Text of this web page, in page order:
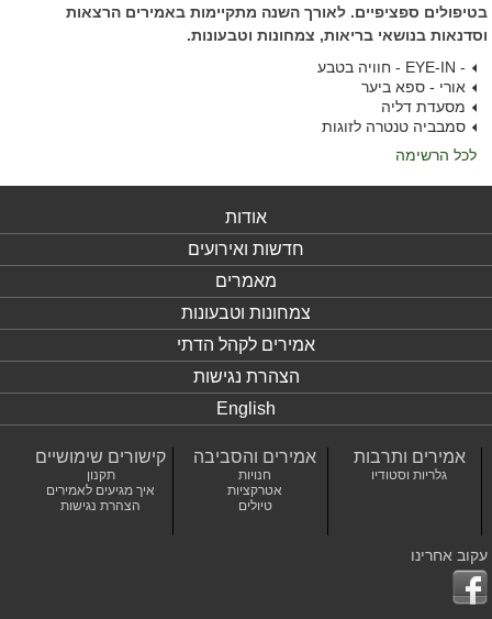
בטיפולים ספציפיים. לאורך השנה מתקיימות באמירים הרצאות
וסדנאות בנושאי בריאות, צמחונות וטבעונות.
- EYE-IN - חוויה בטבע
אורי - ספא ביער
מסעדת דליה
סמבביה טנטרה לזוגות
לכל הרשימה
אודות
חדשות ואירועים
מאמרים
צמחונות וטבעונות
אמירים לקהל הדתי
הצהרת נגישות
English
אמירים ותרבות
גלריות וסטודיו
אמירים והסביבה
חנויות
אטרקציות
טיולים
קישורים שימושיים
תקנון
איך מגיעים לאמירים
הצהרת נגישות
עקוב אחרינו